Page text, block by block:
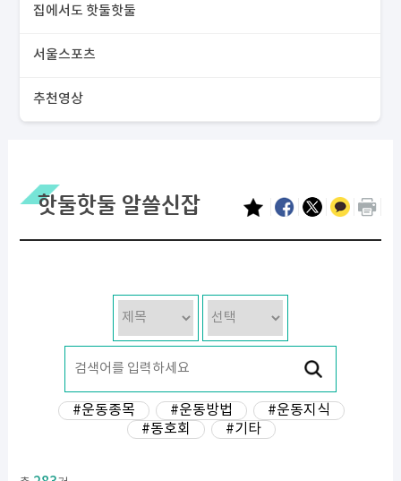
집에서도 핫둘핫둘
서울스포츠
추천영상
핫둘핫둘 알쓸신잡
#운동종목 #운동방법
#운동지식
#동호회
#기타